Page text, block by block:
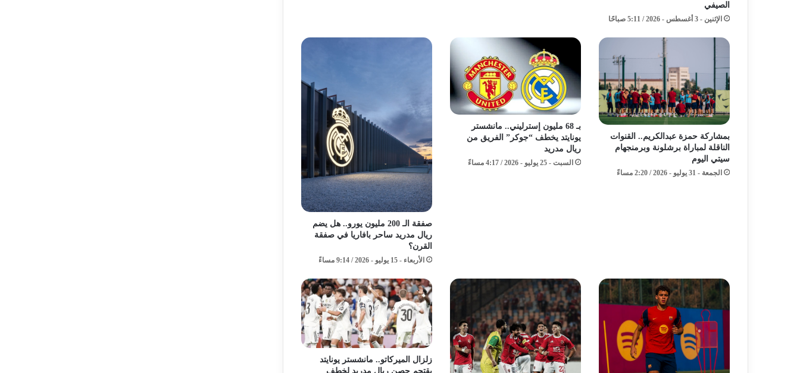
الصيفي
الإثنين - 3 أغسطس - 2026 / 5:11 صباحًا
بمشاركة حمزة عبدالكريم.. القنوات
الناقلة لمباراة برشلونة وبرمنجهام
سيتي اليوم
الجمعة - 31 يوليو - 2026 / 2:20 مساءً
بـ 68 مليون إسترليني.. مانشستر
يونايتد يخطف “جوكر” الفريق من
ريال مدريد
السبت - 25 يوليو - 2026 / 4:17 مساءً
صفقة الـ 200 مليون يورو.. هل يضم
ريال مدريد ساحر بافاريا في صفقة
القرن؟
الأربعاء - 15 يوليو - 2026 / 9:14 مساءً
زلزال الميركاتو.. مانشستر يونايتد
يقتحم حصن ريال مدريد لخطف